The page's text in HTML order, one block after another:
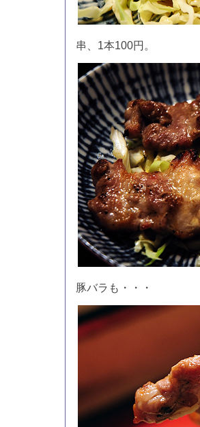
串、1本100円。
豚バラも・・・